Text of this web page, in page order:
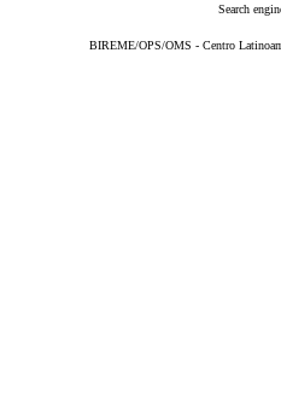
Search
BIREME/OPS/OMS - Centro